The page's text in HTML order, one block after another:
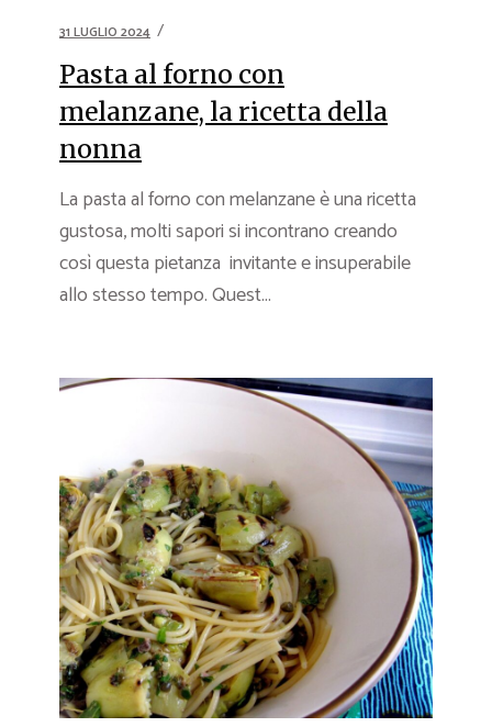
31 LUGLIO 2024
Pasta al forno con
melanzane, la ricetta della
nonna
La pasta al forno con melanzane è una ricetta
gustosa, molti sapori si incontrano creando
così questa pietanza invitante e insuperabile
allo stesso tempo. Quest...